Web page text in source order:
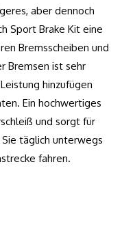
aber dennoch
Sport Brake Kit eine
Bremsscheiben und
Bremsen ist sehr
hinzufügen
Ein hochwertiges
und sorgt für
täglich unterwegs
fahren.